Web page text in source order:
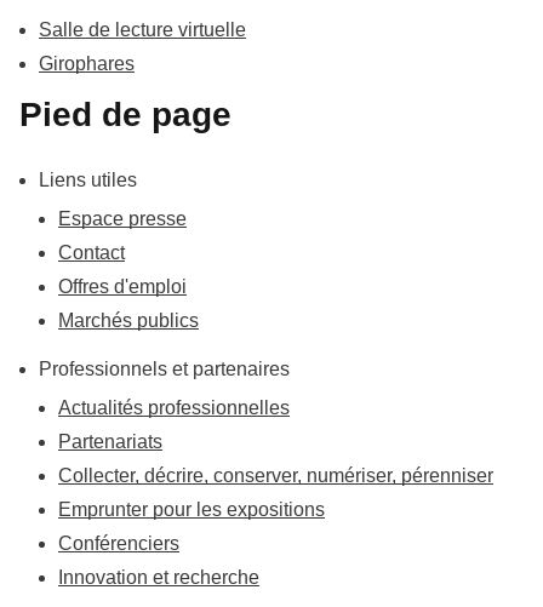
Salle de lecture virtuelle
Girophares
Pied de page
Liens utiles
Espace presse
Contact
Offres d'emploi
Marchés publics
Professionnels et partenaires
Actualités professionnelles
Partenariats
Collecter, décrire, conserver, numériser, pérenniser
Emprunter pour les expositions
Conférenciers
Innovation et recherche